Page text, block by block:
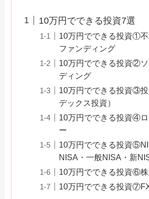
10万円でできる投資7選
10万円でできる投資①
ファンディング
10万円でできる投資②
ディング
10万円でできる投資③
デックス投資）
10万円でできる投資④
ー
10万円でできる投資
NISA・一般NISA・新
10万円でできる投資⑥
10万円でできる投資